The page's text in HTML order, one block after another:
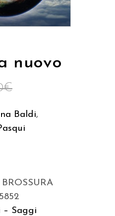
nuovo
€
Baldi,
BROSSURA
– Saggi